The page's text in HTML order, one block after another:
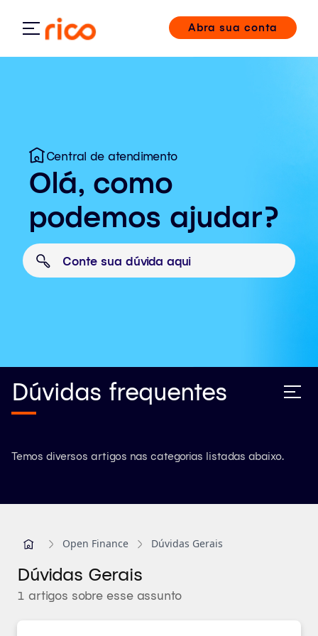
Abra sua conta
Central de atendimento
Olá, como
podemos ajudar?
Dúvidas frequentes
Temos diversos artigos nas categorias listadas abaixo.
Open Finance Dúvidas Gerais
Dúvidas Gerais
1 artigos sobre esse assunto